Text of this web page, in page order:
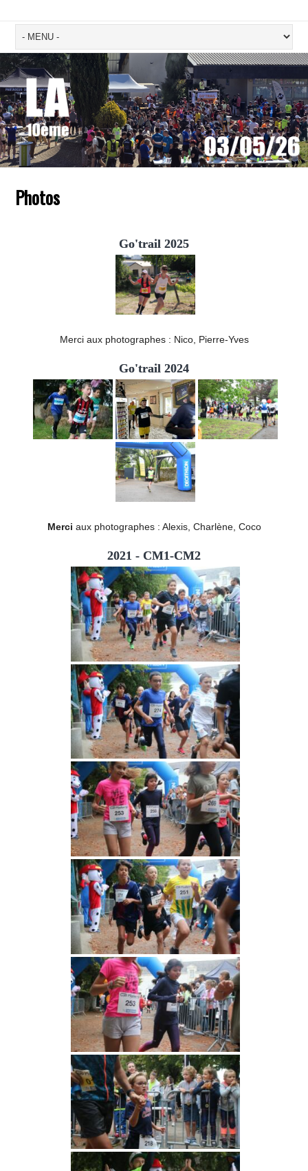
Photos
Go'trail 2025
Merci aux photographes : Nico, Pierre-Yves
Go'trail 2024
Merci aux photographes : Alexis, Charlène, Coco
2021 - CM1-CM2